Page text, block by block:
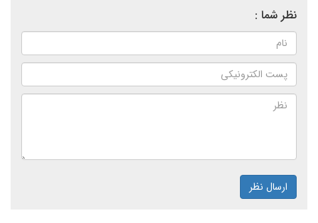
نظر شما :
ارسال نظر